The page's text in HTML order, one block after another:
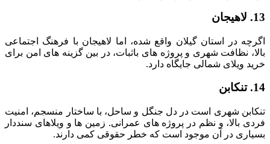
13. لاهیجان
اگرچه در استان گیلان واقع شده، اما لاهیجان با فرهنگ اجتماعی
بالا، نظافت شهری و پروژه های باثبات، در بین گزینه های امن برای
خرید ویلای شمالی جایگاه دارد.
14. تنکابن
تنکابن شهری است در دل جنگل و ساحل، با ساختار منسجم، امنیت
فردی بالا، و نظم در پروژه های عمرانی. زمین ها و ویلاهای سنددار
بسیاری در آن موجود است که خطر حقوقی کمی دارند.